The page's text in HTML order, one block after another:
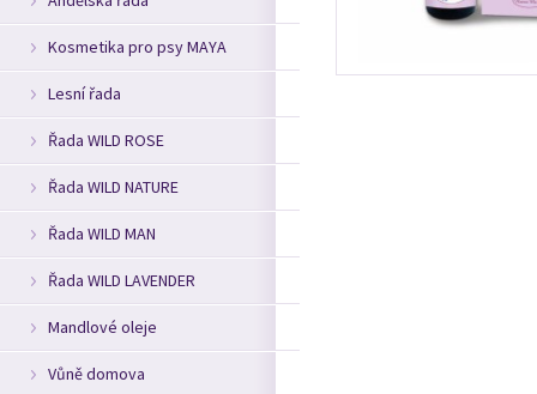
Kosmetika pro psy MAYA
Lesní řada
Řada WILD ROSE
Řada WILD NATURE
Řada WILD MAN
Řada WILD LAVENDER
Mandlové oleje
Vůně domova